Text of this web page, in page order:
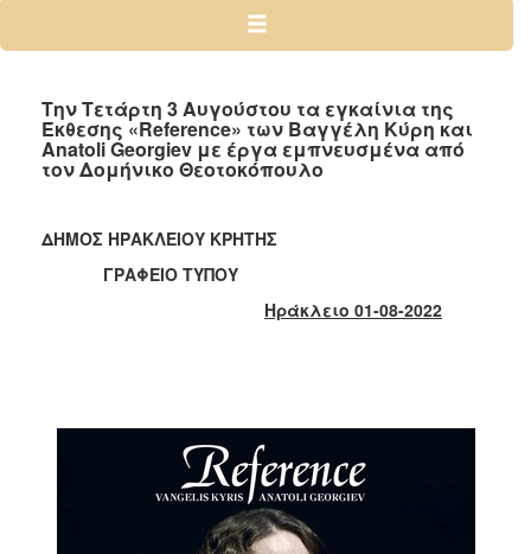
2024
2022
2021
2019
2018
Την Τετάρτη 3 Αυγούστου τα εγκαίνια της
Έκθεσης «Reference» των Βαγγέλη Κύρη και
Anatoli Georgiev με έργα εμπνευσμένα από
τον Δομήνικο Θεοτοκόπουλο
ΔΗΜΟΣ ΗΡΑΚΛΕΙΟΥ ΚΡΗΤΗΣ
ΓΡΑΦΕΙΟ ΤΥΠΟΥ
Ηράκλειο 01-08-2022